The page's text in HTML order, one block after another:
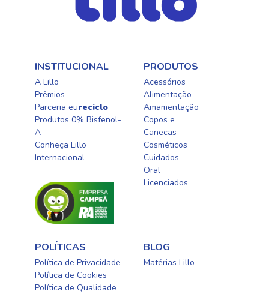
INSTITUCIONAL
A Lillo
Prêmios
Parceria eureciclo
Produtos 0% Bisfenol-
A
Conheça Lillo
Internacional
PRODUTOS
Acessórios
Alimentação
Amamentação
Copos e
Canecas
Cosméticos
Cuidados
Oral​
Licenciados​
POLÍTICAS
Política de Privacidade
Política de Cookies
Política de Qualidade
BLOG
Matérias Lillo